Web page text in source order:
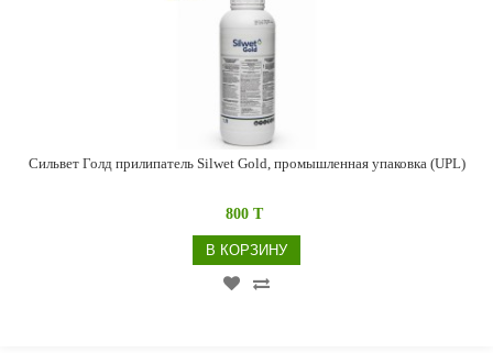
Сильвет Голд прилипатель Silwet Gold, промышленная упаковка (UPL)
800 T
В КОРЗИНУ